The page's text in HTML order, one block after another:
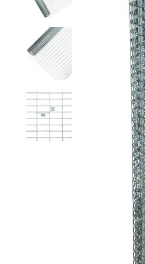
Bordure grillage
Fil de serrage